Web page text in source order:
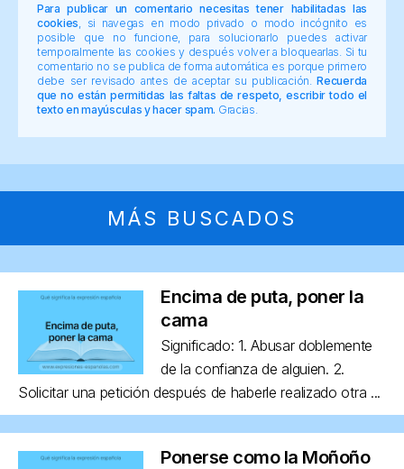
Para publicar un comentario necesitas tener habilitadas las
cookies , si navegas en modo privado o modo incógnito es
posible que no funcione, para solucionarlo puedes activar
temporalmente las cookies y después volver a bloquearlas. Si tu
comentario no se publica de forma automática es porque primero
debe ser revisado antes de aceptar su publicación.Recuerda
que no están permitidas las faltas de respeto, escribir todo el
texto en mayúsculas y hacer spam. Gracias.
MÁS BUSCADOS
Encima de puta, poner la
cama
Significado: 1. Abusar doblemente
de la confianza de alguien. 2.
Solicitar una petición después de haberle realizado otra ...
Ponerse como la Moñoño